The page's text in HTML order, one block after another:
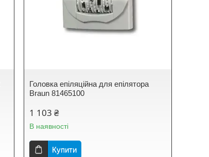
Головка епіляційна для епілятора
Braun 81465100
1 103 ₴
В наявності
Купити